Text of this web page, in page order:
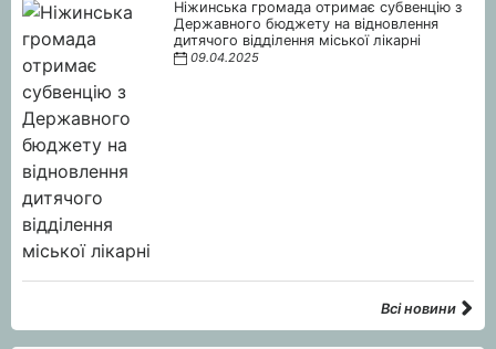
Ніжинська громада отримає субвенцію з
Державного бюджету на відновлення
дитячого відділення міської лікарні
09.04.2025
Всі новини